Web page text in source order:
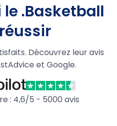
.Basketball
Découvrez leur avis
et Google.
: 4,6/5 - 5000 avis